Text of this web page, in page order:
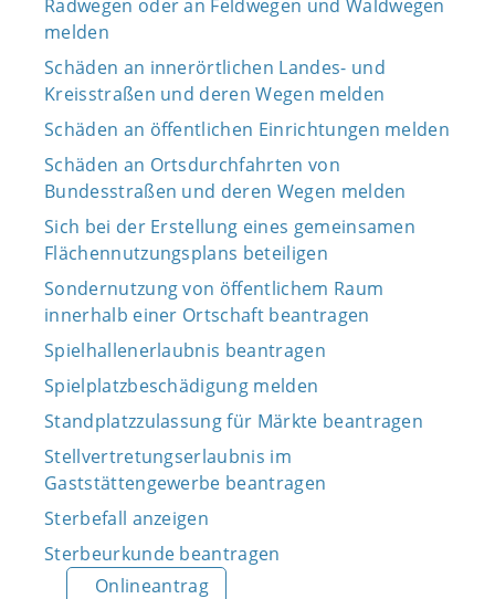
Radwegen oder an Feldwegen und Waldwegen
melden
Schäden an innerörtlichen Landes- und
Kreisstraßen und deren Wegen melden
Schäden an öffentlichen Einrichtungen melden
Schäden an Ortsdurchfahrten von
Bundesstraßen und deren Wegen melden
Sich bei der Erstellung eines gemeinsamen
Flächennutzungsplans beteiligen
Sondernutzung von öffentlichem Raum
innerhalb einer Ortschaft beantragen
Spielhallenerlaubnis beantragen
Spielplatzbeschädigung melden
Standplatzzulassung für Märkte beantragen
Stellvertretungserlaubnis im
Gaststättengewerbe beantragen
Sterbefall anzeigen
Sterbeurkunde beantragen
Onlineantrag